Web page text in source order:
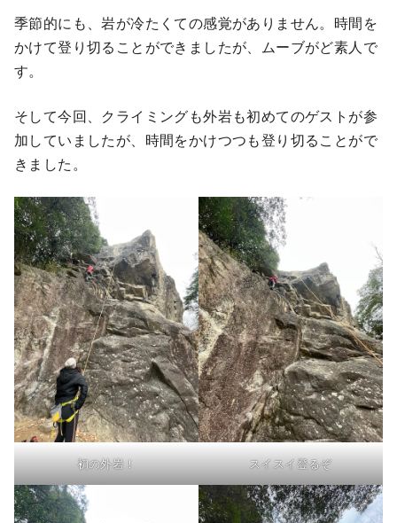
季節的にも、岩が冷たくての感覚がありません。時間を
かけて登り切ることができましたが、ムーブがど素人で
す。
そして今回、クライミングも外岩も初めてのゲストが参
加していましたが、時間をかけつつも登り切ることがで
きました。
初の外岩！ スイスイ登るぞ